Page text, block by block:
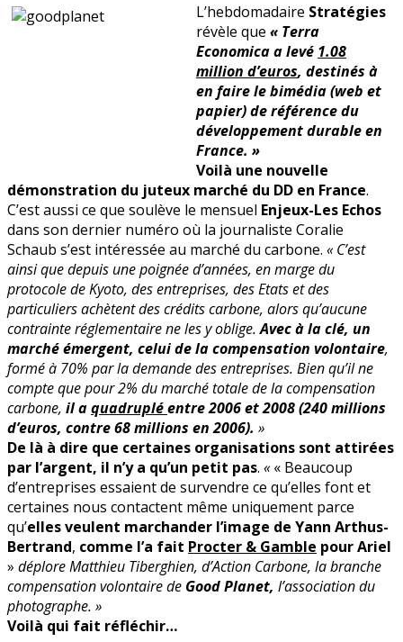
juteux
du
DD
L’hebdomadaire Stratégies
révèle que « Terra
Economica a levé 1.08
million d’euros, destinés à
en faire le bimédia (web et
papier) de référence du
développement durable en
France. »
Voilà une nouvelle
démonstration du juteux marché du DD en France.
C’est aussi ce que soulève le mensuel Enjeux-Les Echos
dans son dernier numéro où la journaliste Coralie
Schaub s’est intéressée au marché du carbone. « C’est
ainsi que depuis une poignée d’années, en marge du
protocole de Kyoto, des entreprises, des Etats et des
particuliers achètent des crédits carbone, alors qu’aucune
contrainte réglementaire ne les y oblige.Avec à la clé, un
marché émergent, celui de la compensation volontaire,
formé à 70% par la demande des entreprises. Bien qu’il ne
compte que pour 2% du marché totale de la compensation
carbone, il aquadrupléentre 2006 et 2008 (240 millions
d’euros, contre 68 millions en 2006). »
De là à dire que certaines organisations sont attirées
par l’argent, il n’y a qu’un petit pas. « « Beaucoup
d’entreprises essaient de survendre ce qu’elles font et
certaines nous contactent même uniquement parce
qu’elles veulent marchander l’image de Yann Arthus-
Bertrand, comme l’a fait Procter & Gamble pour Ariel
» déplore Matthieu Tiberghien, d’Action Carbone, la branche
compensation volontaire de Good Planet, l’association du
photographe. »
Voilà qui fait réfléchir…